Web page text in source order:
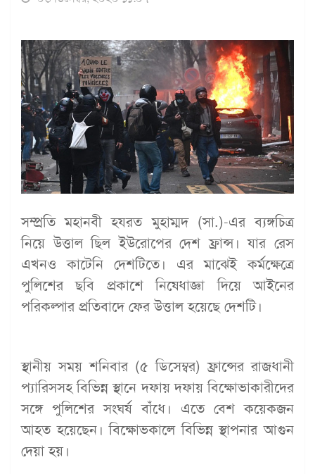
সম্প্রতি মহানবী হযরত মুহাম্মদ (সা.)-এর ব্যঙ্গচিত্র
নিয়ে উত্তাল ছিল ইউরোপের দেশ ফ্রান্স। যার রেস
এখনও কাটেনি দেশটিতে। এর মাঝেই কর্মক্ষেত্রে
পুলিশের ছবি প্রকাশে নিষেধাজ্ঞা দিয়ে আইনের
পরিকল্পার প্রতিবাদে ফের উত্তাল হয়েছে দেশটি।
স্থানীয় সময় শনিবার (৫ ডিসেম্বর) ফ্রান্সের রাজধানী
প্যারিসসহ বিভিন্ন স্থানে দফায় দফায় বিক্ষোভাকারীদের
সঙ্গে পুলিশের সংঘর্ষ বাঁধে। এতে বেশ কয়েকজন
আহত হয়েছেন। বিক্ষোভকালে বিভিন্ন স্থাপনার আগুন
দেয়া হয়।